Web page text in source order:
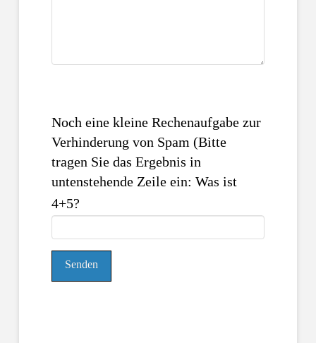
Noch eine kleine Rechenaufgabe zur
Verhinderung von Spam (Bitte
tragen Sie das Ergebnis in
untenstehende Zeile ein: Was ist
4+5?